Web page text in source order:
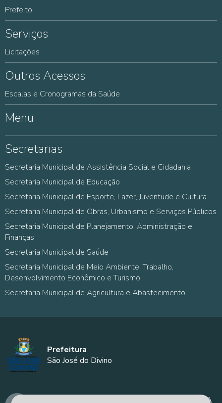
Prefeito
Serviços
Licitações
Outros Acessos
Escalas e Cronogramas da Saúde
Menu
Secretarias
Secretaria Municipal de Assistência Social e Cidadania
Secretaria Municipal de Educação
Secretaria Municipal de Esporte, Lazer, Juventude e Cultura
Secretaria Municipal de Obras, Urbanismo e Serviços Públicos
Secretaria Municipal de Planejamento, Administração e
Finanças
Secretaria Municipal de Saúde
Secretaria Municipal de Meio Ambiente, Trabalho,
Desenvolvimento Econômico e Turismo
Secretaria Municipal de Agricultura e Abastecimento
Prefeitura
São José do Divino
AVENIDA MANOEL DÍVINO - PREFEITURA